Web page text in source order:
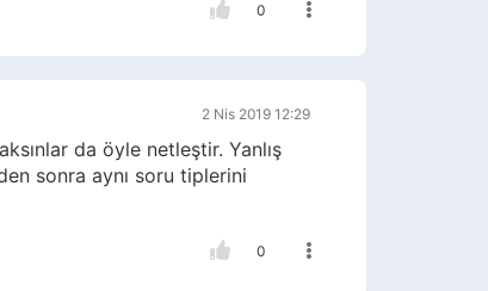
0
2 Nis 2019 12:29
da öyle netleştir. Yanlış
sonra aynı soru tiplerini
0